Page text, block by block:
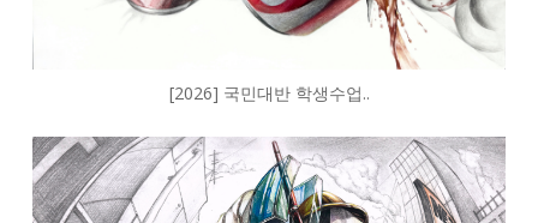
[2026] 국민대반 학생수업..